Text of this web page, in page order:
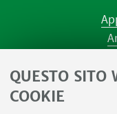
QUESTO SITO
COOKIE